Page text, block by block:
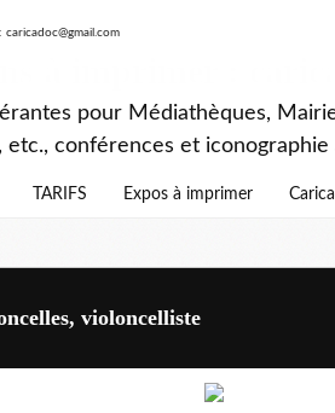
pour Médiathèques,
etc., conférences et
TARIFS Expos à imprimer
violoncelliste